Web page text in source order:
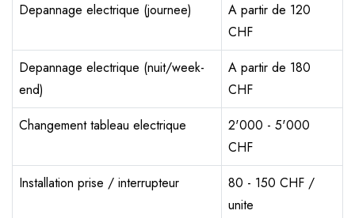
Depannage electrique (journee)
A partir de 120
CHF
Depannage electrique (nuit/week-
end)
A partir de 180
CHF
Changement tableau electrique
2'000 - 5'000
CHF
Installation prise / interrupteur
80 - 150 CHF /
unite